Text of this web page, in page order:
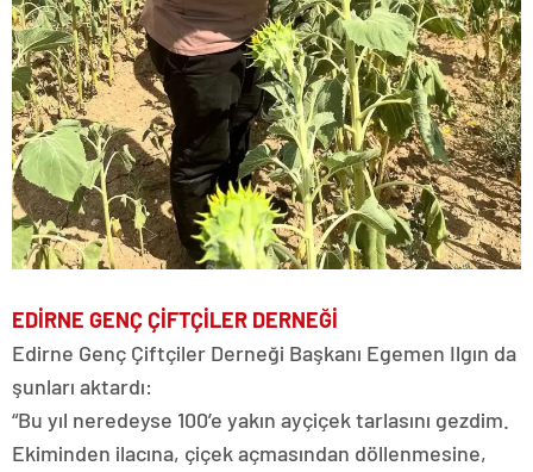
EDİRNE GENÇ ÇİFTÇİLER DERNEĞİ
Edirne Genç Çiftçiler Derneği Başkanı Egemen Ilgın da
şunları aktardı:
“Bu yıl neredeyse 100’e yakın ayçiçek tarlasını gezdim.
Ekiminden ilacına, çiçek açmasından döllenmesine,